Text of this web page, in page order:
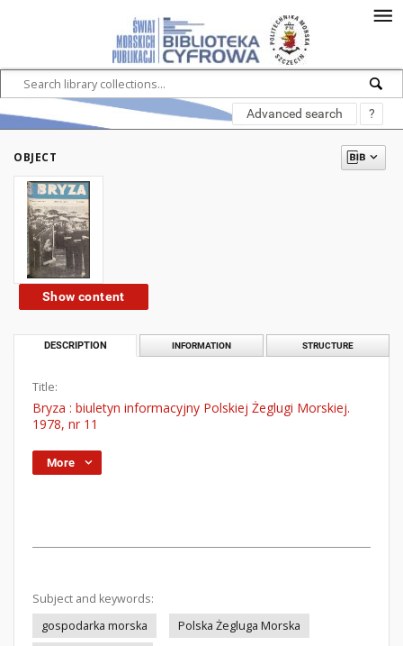
Advanced search ?
OBJECT
Show content
DESCRIPTION INFORMATION STRUCTURE
Title:
Bryza : biuletyn informacyjny Polskiej Żeglugi Morskiej.
1978, nr 11
More
Subject and keywords:
gospodarka morska
Polska Żegluga Morska